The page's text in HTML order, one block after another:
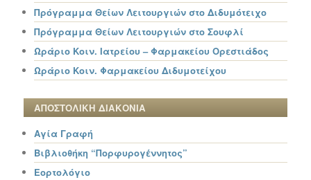
Πρόγραμμα Θείων Λειτουργιών στο Διδυμότειχο
Πρόγραμμα Θείων Λειτουργιών στο Σουφλί
Ωράριο Κοιν. Ιατρείου – Φαρμακείου Ορεστιάδος
Ωράριο Κοιν. Φαρμακείου Διδυμοτείχου
ΑΠΟΣΤΟΛΙΚΗ ΔΙΑΚΟΝΙΑ
Αγία Γραφή
Βιβλιοθήκη “Πορφυρογέννητος”
Εορτολόγιο